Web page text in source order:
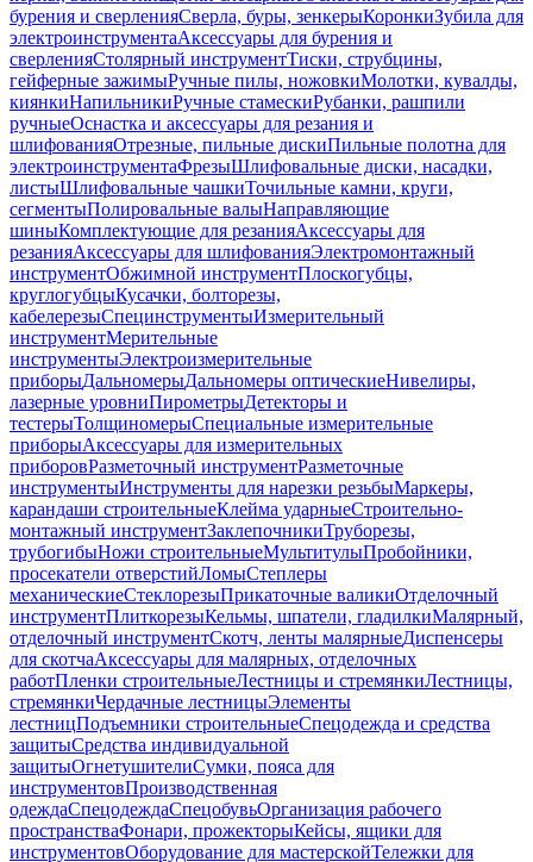
бурения и сверленияСверла, буры, зенкерыКоронкиЗубила для
электроинструментаАксессуары для бурения и
сверленияСтолярный инструментТиски, струбцины,
гейферные зажимыРучные пилы, ножовкиМолотки, кувалды,
киянкиНапильникиРучные стамескиРубанки, рашпили
ручныеОснастка и аксессуары для резания и
шлифованияОтрезные, пильные дискиПильные полотна для
электроинструментаФрезыШлифовальные диски, насадки,
листыШлифовальные чашкиТочильные камни, круги,
сегментыПолировальные валыНаправляющие
шиныКомплектующие для резанияАксессуары для
резанияАксессуары для шлифованияЭлектромонтажный
инструментОбжимной инструментПлоскогубцы,
круглогубцыКусачки, болторезы,
кабелерезыСпецинструментыИзмерительный
инструментМерительные
инструментыЭлектроизмерительные
приборыДальномерыДальномеры оптическиеНивелиры,
лазерные уровниПирометрыДетекторы и
тестерыТолщиномерыСпециальные измерительные
приборыАксессуары для измерительных
приборовРазметочный инструментРазметочные
инструментыИнструменты для нарезки резьбыМаркеры,
карандаши строительныеКлейма ударныеСтроительно-
монтажный инструментЗаклепочникиТруборезы,
трубогибыНожи строительныеМультитулыПробойники,
просекатели отверстийЛомыСтеплеры
механическиеСтеклорезыПрикаточные валикиОтделочный
инструментПлиткорезыКельмы, шпатели, гладилкиМалярный,
отделочный инструментСкотч, ленты малярныеДиспенсеры
для скотчаАксессуары для малярных, отделочных
работПленки строительныеЛестницы и стремянкиЛестницы,
стремянкиЧердачные лестницыЭлементы
лестницПодъемники строительныеСпецодежда и средства
защитыСредства индивидуальной
защитыОгнетушителиСумки, пояса для
инструментовПроизводственная
одеждаСпецодеждаСпецобувьОрганизация рабочего
пространстваФонари, прожекторыКейсы, ящики для
инструментовОборудование для мастерскойТележки для